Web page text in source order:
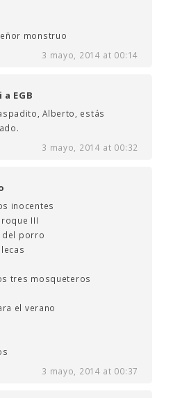
monstruo
3 mayo, 2014 at 00:14
EGB
Alberto, estás
3 mayo, 2014 at 00:32
inocentes
III
del porro
tres mosqueteros
el verano
3 mayo, 2014 at 00:37